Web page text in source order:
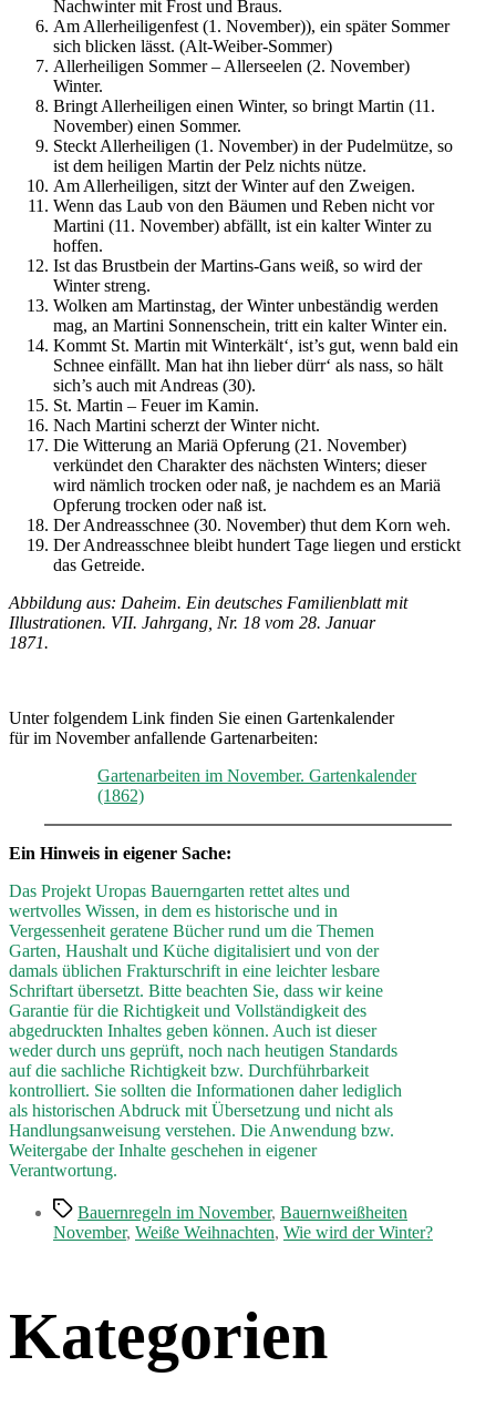
Nachwinter mit Frost und Braus.
Am Allerheiligenfest (1. November)), ein später Sommer
sich blicken lässt. (Alt-Weiber-Sommer)
Allerheiligen Sommer – Allerseelen (2. November)
Winter.
Bringt Allerheiligen einen Winter, so bringt Martin (11.
November) einen Sommer.
Steckt Allerheiligen (1. November) in der Pudelmütze, so
ist dem heiligen Martin der Pelz nichts nütze.
Am Allerheiligen, sitzt der Winter auf den Zweigen.
Wenn das Laub von den Bäumen und Reben nicht vor
Martini (11. November) abfällt, ist ein kalter Winter zu
hoffen.
Ist das Brustbein der Martins-Gans weiß, so wird der
Winter streng.
Wolken am Martinstag, der Winter unbeständig werden
mag, an Martini Sonnenschein, tritt ein kalter Winter ein.
Kommt St. Martin mit Winterkält‘, ist’s gut, wenn bald ein
Schnee einfällt. Man hat ihn lieber dürr‘ als nass, so hält
sich’s auch mit Andreas (30).
St. Martin – Feuer im Kamin.
Nach Martini scherzt der Winter nicht.
Die Witterung an Mariä Opferung (21. November)
verkündet den Charakter des nächsten Winters; dieser
wird nämlich trocken oder naß, je nachdem es an Mariä
Opferung trocken oder naß ist.
Der Andreasschnee (30. November) thut dem Korn weh.
Der Andreasschnee bleibt hundert Tage liegen und erstickt
das Getreide.
Abbildung aus: Daheim. Ein deutsches Familienblatt mit
Illustrationen. VII. Jahrgang, Nr. 18 vom 28. Januar
1871.
Unter folgendem Link finden Sie einen Gartenkalender
für im November anfallende Gartenarbeiten:
Gartenarbeiten im November. Gartenkalender
(1862)
Ein Hinweis in eigener Sache:
Das Projekt Uropas Bauerngarten rettet altes und
wertvolles Wissen, in dem es historische und in
Vergessenheit geratene Bücher rund um die Themen
Garten, Haushalt und Küche digitalisiert und von der
damals üblichen Frakturschrift in eine leichter lesbare
Schriftart übersetzt. Bitte beachten Sie, dass wir keine
Garantie für die Richtigkeit und Vollständigkeit des
abgedruckten Inhaltes geben können. Auch ist dieser
weder durch uns geprüft, noch nach heutigen Standards
auf die sachliche Richtigkeit bzw. Durchführbarkeit
kontrolliert. Sie sollten die Informationen daher lediglich
als historischen Abdruck mit Übersetzung und nicht als
Handlungsanweisung verstehen. Die Anwendung bzw.
Weitergabe der Inhalte geschehen in eigener
Verantwortung.
Schlagwörter
Bauernregeln im November, Bauernweißheiten
November, Weiße Weihnachten, Wie wird der Winter?
Kategorien